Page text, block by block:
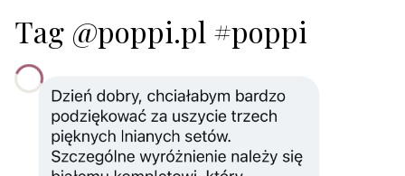
Tag @poppi.pl #poppi